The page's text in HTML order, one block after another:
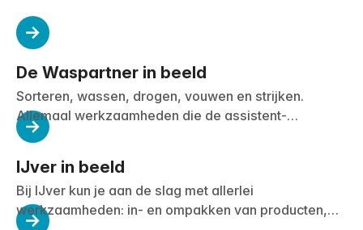
De Waspartner in beeld
Sorteren, wassen, drogen, vouwen en strijken.
Allemaal werkzaamheden die de assistent-
medewerkers van De Waspartner dagelijks doen. Dit
IJver in beeld
Bij IJver kun je aan de slag met allerlei
werkzaamheden: in- en ompakken van producten,